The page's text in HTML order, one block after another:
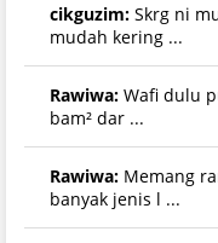
cikguzim: Skrg ni
mudah kering ...
Rawiwa: Wafi dulu
bam² dar ...
Rawiwa: Memang
banyak jenis l ...